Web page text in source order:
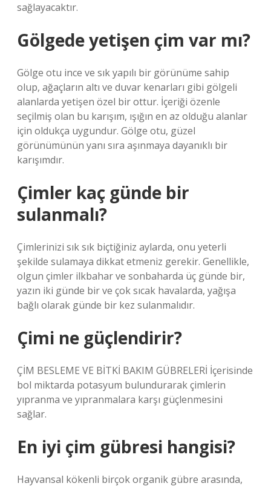
sağlayacaktır.
Gölgede yetişen çim var mı?
Gölge otu ince ve sık yapılı bir görünüme sahip
olup, ağaçların altı ve duvar kenarları gibi gölgeli
alanlarda yetişen özel bir ottur. İçeriği özenle
seçilmiş olan bu karışım, ışığın en az olduğu alanlar
için oldukça uygundur. Gölge otu, güzel
görünümünün yanı sıra aşınmaya dayanıklı bir
karışımdır.
Çimler kaç günde bir
sulanmalı?
Çimlerinizi sık sık biçtiğiniz aylarda, onu yeterli
şekilde sulamaya dikkat etmeniz gerekir. Genellikle,
olgun çimler ilkbahar ve sonbaharda üç günde bir,
yazın iki günde bir ve çok sıcak havalarda, yağışa
bağlı olarak günde bir kez sulanmalıdır.
Çimi ne güçlendirir?
ÇİM BESLEME VE BİTKİ BAKIM GÜBRELERİ İçerisinde
bol miktarda potasyum bulundurarak çimlerin
yıpranma ve yıpranmalara karşı güçlenmesini
sağlar.
En iyi çim gübresi hangisi?
Hayvansal kökenli birçok organik gübre arasında,